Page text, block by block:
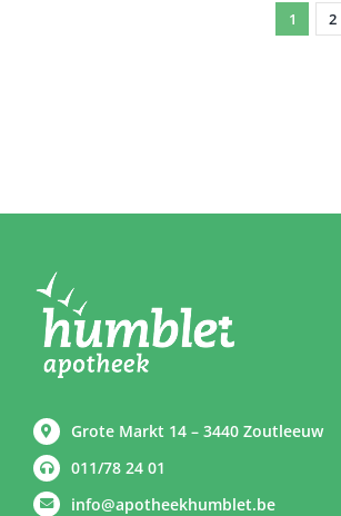
1 2
Grote Markt 14 – 3440 Zoutleeuw
011/78 24 01
info@apotheekhumblet.be